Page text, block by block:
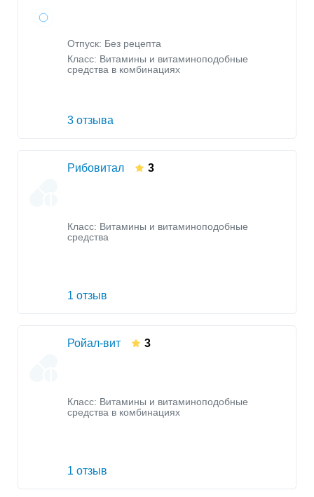
Отпуск: Без рецепта
Класс: Витамины и витаминоподобные
средства в комбинациях
3 отзыва
Рибовитал 3
Класс: Витамины и витаминоподобные
средства
1 отзыв
Ройал-вит 3
Класс: Витамины и витаминоподобные
средства в комбинациях
1 отзыв